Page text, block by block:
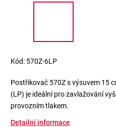
Kód: 570Z-6LP
Postřikovač 570Z s výsuvem 15
(LP) je ideální pro zavlažování
provozním tlakem.
Detailní informace